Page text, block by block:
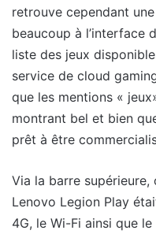
retrouve cependant
beaucoup à l’interface
liste des jeux
service de cloud
que les mentions «
montrant bel et bien
prêt à être
Via la barre
Lenovo Legion Play
4G, le Wi-Fi ainsi que